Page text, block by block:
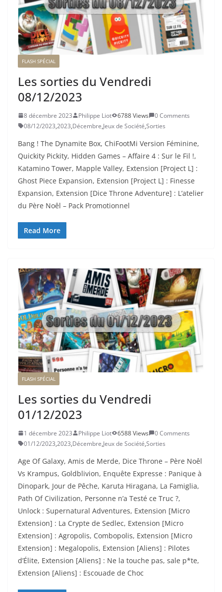
FLASH SPÉCIAL
Les sorties du Vendredi
08/12/2023
8 décembre 2023 Philippe Liot 6788 Views
0 Comments
08/12/2023,2023,Décembre,Jeux de Société,Sorties
Bang ! The Dynamite Box, ChiFootMi Version Féminine,
Quickity Pickity, Hidden Games – Affaire 4 : Sur le Fil !,
Katamino Tower, Mapple Valley, Extension [Project L] :
Ghost Piece Expansion, Extension [Project L] : Finesse
Expansion, Extension [Dice Throne Adventure] : L’atelier
du Père Noêl – Pack Promotionnel
Read More
FLASH SPÉCIAL
Les sorties du Vendredi
01/12/2023
1 décembre 2023 Philippe Liot 6588 Views
0 Comments
01/12/2023,2023,Décembre,Jeux de Société,Sorties
Age Of Galaxy, Amis de Merde, Dice Throne – Père Noêl
Vs Krampus, Goldblivion, Enquête Expresse : Panique à
Dinopark, Jour de Pêche, Karuta Hiragana, La Famiglia,
Path Of Civilization, Personne n’a Testé ce Truc ?,
Unlock : Supernatural Adventures, Extension [Micro
Extension] : La Crypte de Sedlec, Extension [Micro
Extension] : Agropolis, Combopolis, Extension [Micro
Extension] : Megalopolis, Extension [Aliens] : Pilotes
d’Élite, Extension [Aliens] : Ne la touche pas, sale p*te,
Extension [Aliens] : Escouade de Choc